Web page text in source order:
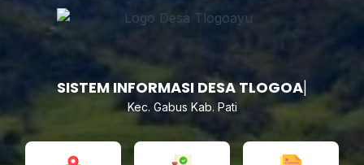
SISTEM|
Kec. Gabus Kab. Pati